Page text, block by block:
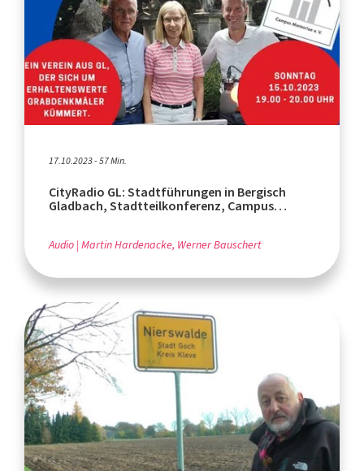
17.10.2023 - 57 Min.
CityRadio GL: Stadtführungen in Bergisch
Gladbach, Stadtteilkonferenz, Campus
Audio Martin Hardenacke, Werner Bauschert